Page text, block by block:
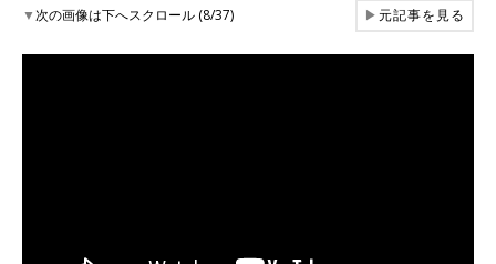
▼次の画像は下へスクロール (8/37) ▶元記事を見る